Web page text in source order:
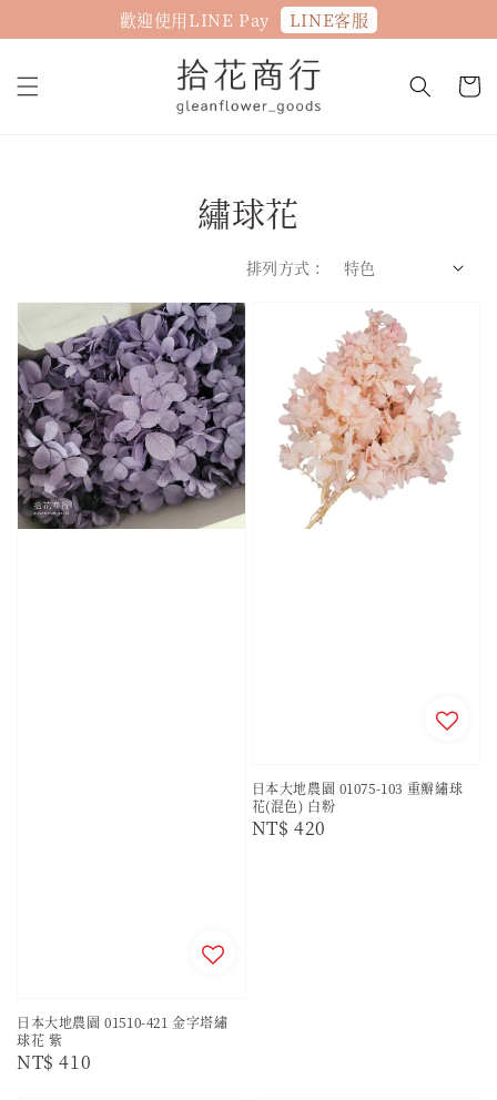
歡迎使用LINE Pay LINE客服
繡球花
排列方式 :
日本大地農園 01510-421 金字塔繡
球花 紫
Regular
NT$ 410
日本大地農園 01075-103 重瓣繡球
花(混色) 白粉
Regular
NT$ 420